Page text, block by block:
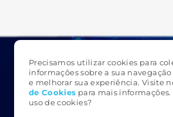
Precisamos utilizar cookies para
informações sobre a sua
e melhorar sua experiência. Visite
de Cookies para mais informações.
uso de cookies?
FALE
(49)3323